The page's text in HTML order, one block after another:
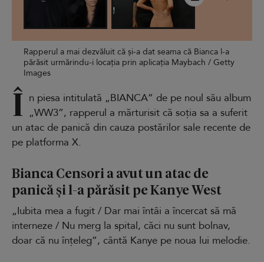
Rapperul a mai dezvăluit că și-a dat seama că Bianca l-a
părăsit urmărindu-i locația prin aplicația Maybach / Getty
Images
Î n piesa intitulată „BIANCA” de pe noul său album
„WW3”, rapperul a mărturisit că soția sa a suferit
un atac de panică din cauza postărilor sale recente de
pe platforma X.
Bianca Censori a avut un atac de
panică și l-a părăsit pe Kanye West
„Iubita mea a fugit / Dar mai întâi a încercat să mă
interneze / Nu merg la spital, căci nu sunt bolnav,
doar că nu înțeleg”, cântă Kanye pe noua lui melodie.